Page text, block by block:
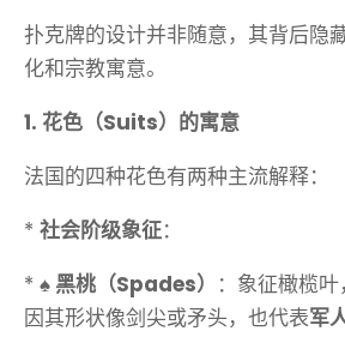
扑克牌的设计并非随意，其背后隐
化和宗教寓意。
1. 花色（Suits）的寓意
法国的四种花色有两种主流解释：
* 社会阶级象征：
* ♠️ 黑桃（Spades） ：象征橄榄
因其形状像剑尖或矛头，也代表军